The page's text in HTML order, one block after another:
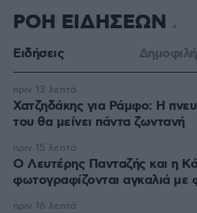
ΡΟΗ ΕΙΔΗΣΕΩΝ
Ειδήσεις Δημοφιλή
Χατζηδάκης για Ράμφο: Η
του θα μείνει πάντα ζωντανή
πριν 13 λεπτά
Ο Λευτέρης Πανταζής και η
φωτογραφίζονται αγκαλιά με
πριν 15 λεπτά
πριν 16 λεπτά